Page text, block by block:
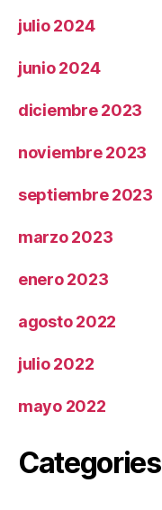
julio 2024
junio 2024
diciembre 2023
noviembre 2023
septiembre 2023
marzo 2023
enero 2023
agosto 2022
julio 2022
mayo 2022
Categories